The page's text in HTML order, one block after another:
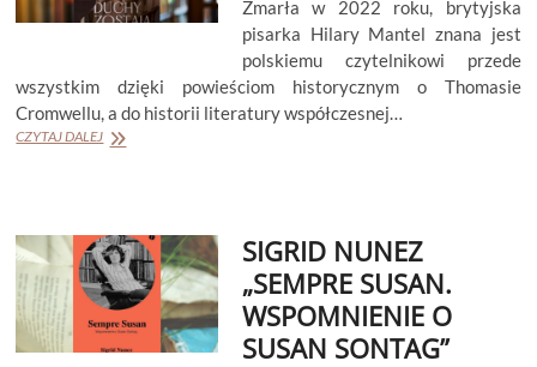
Zmarła w 2022 roku, brytyjska
pisarka Hilary Mantel znana jest
polskiemu czytelnikowi przede
wszystkim dzięki powieściom historycznym o Thomasie
Cromwellu, a do historii literatury współczesnej…
CZYTAJ DALEJHILARY
SIGRID NUNEZ
„SEMPRE SUSAN.
WSPOMNIENIE O
SUSAN SONTAG”